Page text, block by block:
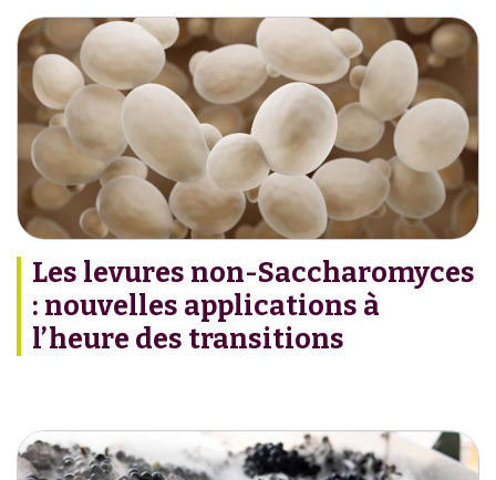
Les levures non-Saccharomyces
: nouvelles applications à
l’heure des transitions